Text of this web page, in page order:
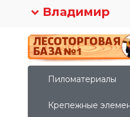
Владимир
Пиломатериалы
Крепежные